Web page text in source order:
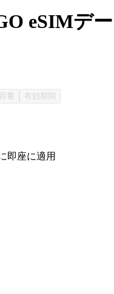
eSIMデー
量 有効期間
即座に適用